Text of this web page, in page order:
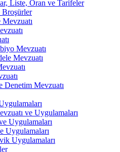
Liste, Oran ve Tarifeler
Broşürler
Mevzuatı
Mevzuatı
Denetim Mevzuatı
ve Uygulamaları
Uygulamaları
Uygulamaları
Uygulamaları